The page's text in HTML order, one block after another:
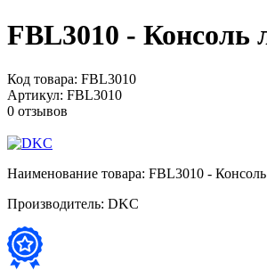
FBL3010 - Консоль
Код товара: FBL3010
Артикул: FBL3010
0 отзывов
Наименование товара: FBL3010 -
Производитель: DKC